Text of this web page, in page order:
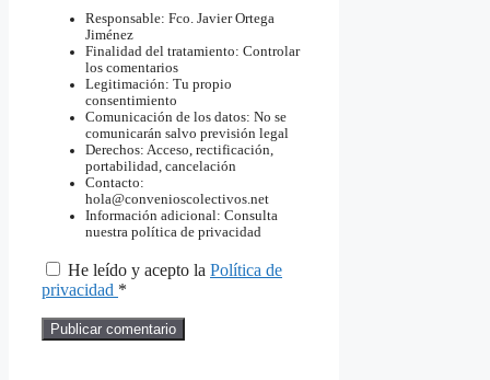
Responsable: Fco. Javier Ortega
Jiménez
Finalidad del tratamiento: Controlar
los comentarios
Legitimación: Tu propio
consentimiento
Comunicación de los datos: No se
comunicarán salvo previsión legal
Derechos: Acceso, rectificación,
portabilidad, cancelación
Contacto:
hola@convenioscolectivos.net
Información adicional: Consulta
nuestra política de privacidad
He leído y acepto la Política de
privacidad *